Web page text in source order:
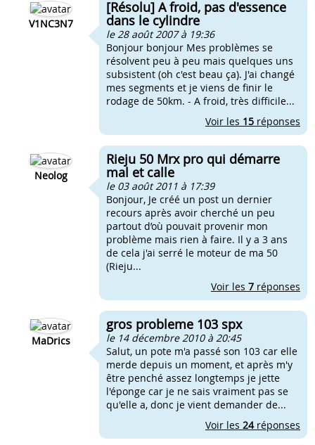
V1NC3N7
[Résolu] A froid, pas d'essence
dans le cylindre
le 28 août 2007 à 19:36
Bonjour bonjour Mes problèmes se
résolvent peu à peu mais quelques uns
subsistent (oh c'est beau ça). J'ai changé
mes segments et je viens de finir le
rodage de 50km. - A froid, très difficile...
Voir les 15 réponses
Neolog
Rieju 50 Mrx pro qui démarre
mal et calle
le 03 août 2011 à 17:39
Bonjour, Je créé un post un dernier
recours après avoir cherché un peu
partout d’où pouvait provenir mon
problème mais rien à faire. Il y a 3 ans
de cela j'ai serré le moteur de ma 50
(Rieju...
Voir les 7 réponses
MaDrics
gros probleme 103 spx
le 14 décembre 2010 à 20:45
Salut, un pote m'a passé son 103 car elle
merde depuis un moment, et après m'y
être penché assez longtemps je jette
l'éponge car je ne sais vraiment pas se
qu'elle a, donc je vient demander de...
Voir les 24réponses